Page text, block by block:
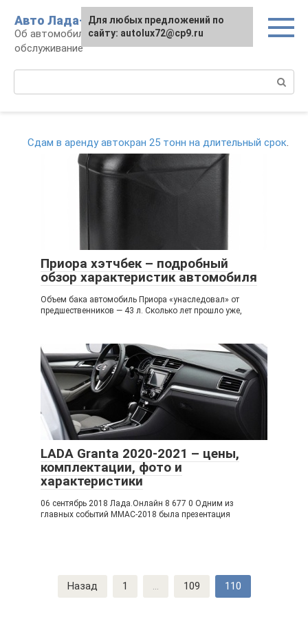
контенту
Авто Лада-люкс
Об автомобилях LADA: эксплуатация и
обслуживание
Сдам в аренду автокран 25 тонн на длительный срок.
Приора хэтчбек – подробный
обзор характеристик автомобиля
Объем бака автомобиль Приора «унаследовал» от
предшественников — 43 л. Сколько лет прошло уже,
LADA Granta 2020-2021 – цены,
комплектации, фото и
характеристики
06 сентябрь 2018 Лада.Онлайн 8 677 0 Одним из
главных событий ММАС-2018 была презентация
Назад 1 ... 109 110
Для любых предложений по
сайту: autolux72@cp9.ru